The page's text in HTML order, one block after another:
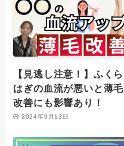
【見逃し注意！】ふくら
はぎの血流が悪いと薄毛
改善にも影響あり！
2024年9月13日